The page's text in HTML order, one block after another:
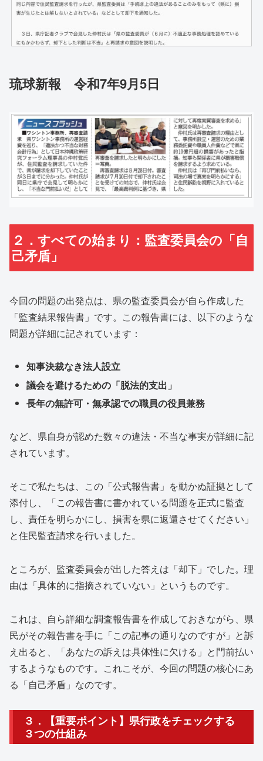
琉球新報 令和7年9月5日
２．すべての始まり：監査委員会の「自
己矛盾」
今回の問題の出発点は、県の監査委員会が自ら作成した
「監査結果報告書」です。この報告書には、以下のような
問題が詳細に記されています：
知事決裁なき法人設立
議会を避けるための「脱法的支出」
長年の無許可・無承認での職員の役員兼務
など、県自身が認めた数々の違法・不当な事実が詳細に記
されています。
そこで私たちは、この 「公式報告書」を動かぬ証拠として
添付し、「この報告書に書かれている問題を正式に監査
し、責任を明らかにし、損害を県に返還させてください」
と住民監査請求を行いました。
ところが、監査委員会が出した答えは「却下」でした。理
由は「具体的に指摘されていない」というものです。
これは、自ら詳細な調査報告書を作成しておきながら、県
民がその報告書を手に「この記事の通りなのですが」と訴
え出ると、「あなたの訴えは具体性に欠ける」と門前払い
するようなものです。これこそが、今回の問題の核心にあ
る「自己矛盾」なのです。
３．【重要ポイント】県行政をチェックする
３つの仕組み